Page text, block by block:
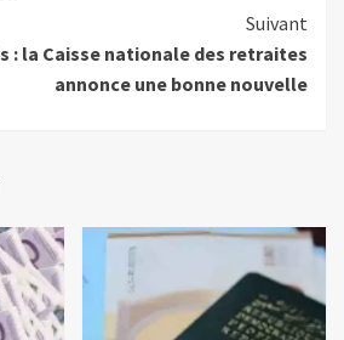
Suivant
: la Caisse nationale des retraites
annonce une bonne nouvelle